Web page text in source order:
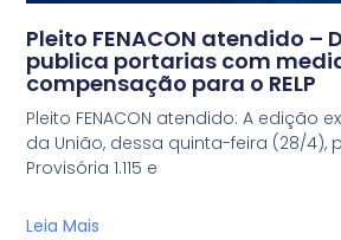
Pleito FENACON atendido –
publica portarias com
compensação para o RELP
Pleito FENACON atendido: A edição
da União, dessa quinta-feira (28/4),
Provisória 1.115 e
Leia Mais